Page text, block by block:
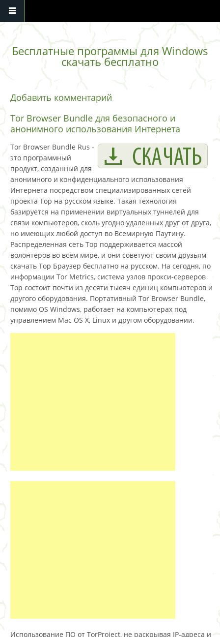
Перейти к основному содержанию
Бесплатные программы для Windows
скачать бесплатно
Добавить комментарий
Tor Browser Bundle для безопасного и
анонимного использования Интернета
Tor Browser Bundle Rus -
это программный
продукт, созданный для
анонимного и конфиденциального использования
Интернета посредством специализированных сетей
проекта Тор на русском языке. Такая технология
базируется на применении виртуальных туннелей для
связи компьютеров, сколь угодно удаленных друг от друга,
но имеющих любой доступ во Всемирную Паутину.
Распределенная сеть Тор поддерживается массой
волонтеров во всем мире, и они советуют своим друзьям
скачать Тор Браузер бесплатно на русском. На сегодня, по
информации Tor Metrics, система узлов прокси-серверов
Тор состоит почти из десяти тысяч единиц компьютеров и
другого оборудования. Портативный Tor Browser Bundle,
помимо OS Windows, работает на компьютерах под
управлением Mac OS X, Linux и другом оборудовании.
Использование ПО от TorProject, не раскрывая IP-адреса и